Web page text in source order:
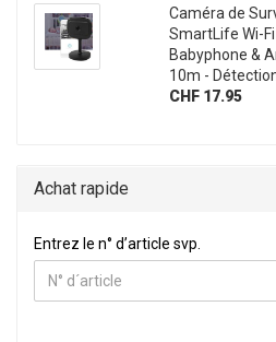
Caméra de
SmartLife Wi-Fi
Babyphone &
10m -
CHF 17.95
Achat rapide
ENTREZ LE N° D’ARTICLE SVP.
Entrez le n° d’article svp.